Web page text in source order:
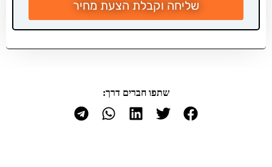
שליחה וקבלת הצעת מחיר
שתפו חברים דרך: